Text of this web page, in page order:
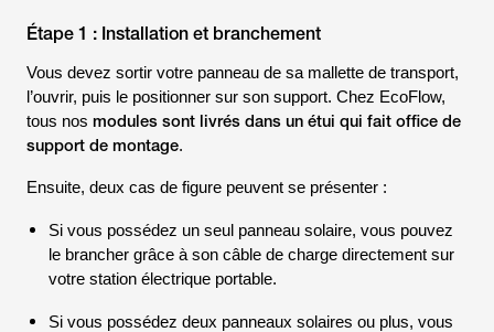
Étape 1 : Installation et branchement
Vous devez sortir votre panneau de sa mallette de transport,
l’ouvrir, puis le positionner sur son support. Chez EcoFlow,
tous nos modules sont livrés dans un étui qui fait office de
support de montage.
Ensuite, deux cas de figure peuvent se présenter :
Si vous possédez un seul panneau solaire, vous pouvez
le brancher grâce à son câble de charge directement sur
votre station électrique portable.
Si vous possédez deux panneaux solaires ou plus, vous